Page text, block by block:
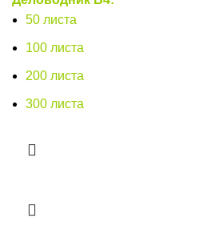
50 листа
100 листа
200 листа
300 листа